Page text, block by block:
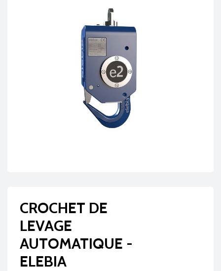
CROCHET DE
LEVAGE
AUTOMATIQUE -
ELEBIA